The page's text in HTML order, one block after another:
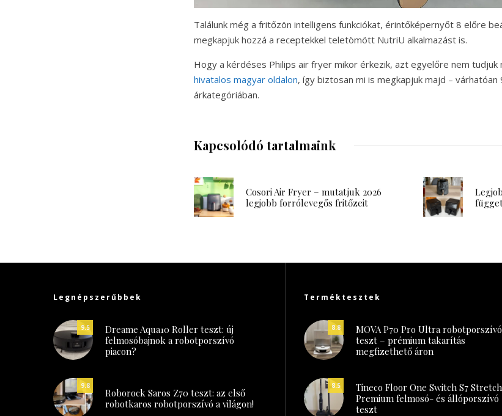
Találunk még a fritőzön intelligens funkciókat, érintőképernyőt 8 előre
megkapjuk hozzá a receptekkel teletömött NutriU alkalmazást is.
Hogy a kérdéses Philips air fryer mikor érkezik, azt egyelőre nem
hivatalos magyar oldalon, így biztosan mi is megkapjuk majd –
árkategóriában.
Kapcsolódó tartalmaink
Cosori Air Fryer – mutatjuk 2026
legjobb forrólevegős fritőzeit
Legnépszerűbbek
9.5
Dreame Aqua10 Roller teszt: új
felmosóbajnok a robotporszívó
piacon?
9.8
Roborock Saros Z70 teszt: az első
robotkaros robotporszívó a világon!
Terméktesztek
8.8
MOVA P70 Pro Ultra robotporszívó
teszt – prémium takarítás
megfizethető áron
8.5
Tineco Floor One Switch S7 Stretch
Premium felmosó- és állóporszívó
teszt